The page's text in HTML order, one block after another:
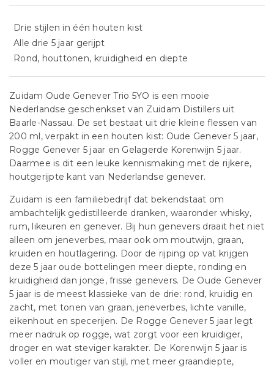
Drie stijlen in één houten kist
Alle drie 5 jaar gerijpt
Rond, houttonen, kruidigheid en diepte
Zuidam Oude Genever Trio 5YO is een mooie
Nederlandse geschenkset van Zuidam Distillers uit
Baarle-Nassau. De set bestaat uit drie kleine flessen van
200 ml, verpakt in een houten kist: Oude Genever 5 jaar,
Rogge Genever 5 jaar en Gelagerde Korenwijn 5 jaar.
Daarmee is dit een leuke kennismaking met de rijkere,
houtgerijpte kant van Nederlandse genever.
Zuidam is een familiebedrijf dat bekendstaat om
ambachtelijk gedistilleerde dranken, waaronder whisky,
rum, likeuren en genever. Bij hun genevers draait het niet
alleen om jeneverbes, maar ook om moutwijn, graan,
kruiden en houtlagering. Door de rijping op vat krijgen
deze 5 jaar oude bottelingen meer diepte, ronding en
kruidigheid dan jonge, frisse genevers. De Oude Genever
5 jaar is de meest klassieke van de drie: rond, kruidig en
zacht, met tonen van graan, jeneverbes, lichte vanille,
eikenhout en specerijen. De Rogge Genever 5 jaar legt
meer nadruk op rogge, wat zorgt voor een kruidiger,
droger en wat steviger karakter. De Korenwijn 5 jaar is
voller en moutiger van stijl, met meer graandiepte,